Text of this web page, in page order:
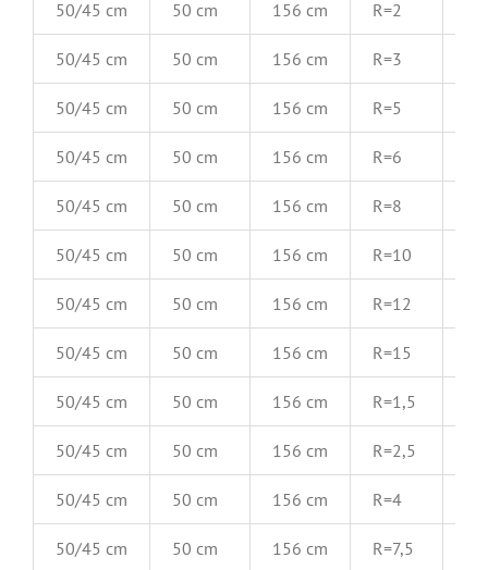
50/45 cm 50 cm 156 cm R=2
50/45 cm 50 cm 156 cm R=3
50/45 cm 50 cm 156 cm R=5
50/45 cm 50 cm 156 cm R=6
50/45 cm 50 cm 156 cm R=8
50/45 cm 50 cm 156 cm R=10
50/45 cm 50 cm 156 cm R=12
50/45 cm 50 cm 156 cm R=15
50/45 cm 50 cm 156 cm R=1,5
50/45 cm 50 cm 156 cm R=2,5
50/45 cm 50 cm 156 cm R=4
50/45 cm 50 cm 156 cm R=7,5